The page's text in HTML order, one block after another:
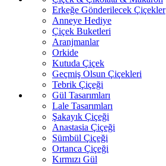
Erkeğe Gönderilecek Çiçekler
Anneye Hediye
Çiçek Buketleri
Aranjmanlar
Orkide
Kutuda Çiçek
Geçmiş Olsun Çiçekleri
Tebrik Çiçeği
Gül Tasarımları
Lale Tasarımları
Şakayık Çiçeği
Anastasia Çiçeği
Sümbül Çiçeği
Ortanca Çiçeği
Kırmızı Gül